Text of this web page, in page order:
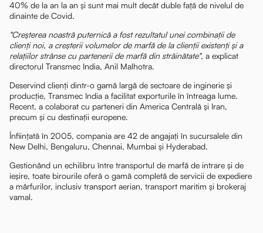
40% de la an la an și sunt mai mult decât duble față de nivelul de
dinainte de Covid.
"Creșterea noastră puternică a fost rezultatul unei combinații de
clienți noi, a creșterii volumelor de marfă de la clienții existenți și a
relațiilor strânse cu partenerii de marfă din străinătate", a explicat
directorul Transmec India, Anil Malhotra.
Deservind clienți dintr-o gamă largă de sectoare de inginerie și
producție, Transmec India a facilitat exporturile în întreaga lume.
Recent, a colaborat cu parteneri din America Centrală și Iran,
precum și cu destinații europene.
Înființată în 2005, compania are 42 de angajați în sucursalele din
New Delhi, Bengaluru, Chennai, Mumbai și Hyderabad.
Gestionând un echilibru între transportul de marfă de intrare și de
ieșire, toate birourile oferă o gamă completă de servicii de expediere
a mărfurilor, inclusiv transport aerian, transport maritim și brokeraj
vamal.